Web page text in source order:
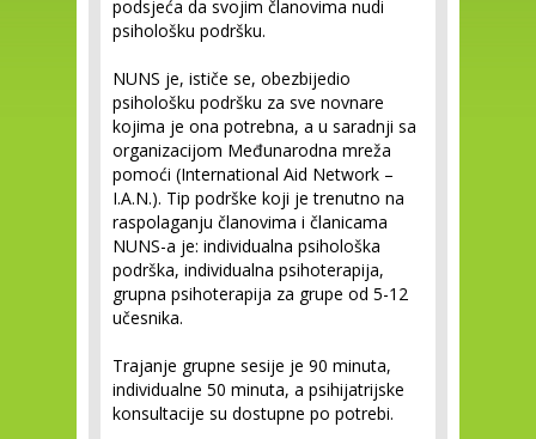
podsjeća da svojim članovima nudi
psihološku podršku.
NUNS je, ističe se, obezbijedio
psihološku podršku za sve novnare
kojima je ona potrebna, a u saradnji sa
organizacijom Međunarodna mreža
pomoći (International Aid Network –
I.A.N.). Tip podrške koji je trenutno na
raspolaganju članovima i članicama
NUNS-a je: individualna psihološka
podrška, individualna psihoterapija,
grupna psihoterapija za grupe od 5-12
učesnika.
Trajanje grupne sesije je 90 minuta,
individualne 50 minuta, a psihijatrijske
konsultacije su dostupne po potrebi.